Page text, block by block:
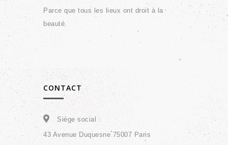
Parce que tous les lieux ont droit à la
beauté.
CONTACT
Siège social :
43 Avenue Duquesne 75007 Paris